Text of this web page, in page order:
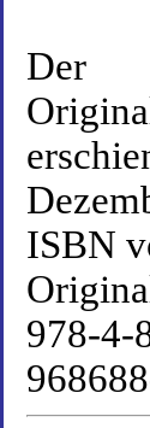
Der
ISBN
978-4-